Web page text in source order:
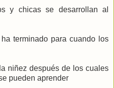
y chicas se desarrollan al
terminado para cuando los
niñez después de los cuales
pueden aprender